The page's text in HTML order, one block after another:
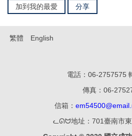
加到我的最愛 分享
繁體 English
電話：06-2757575
傳真：06-27
信箱：
ᓚᘏᗢ地址：701臺南市東